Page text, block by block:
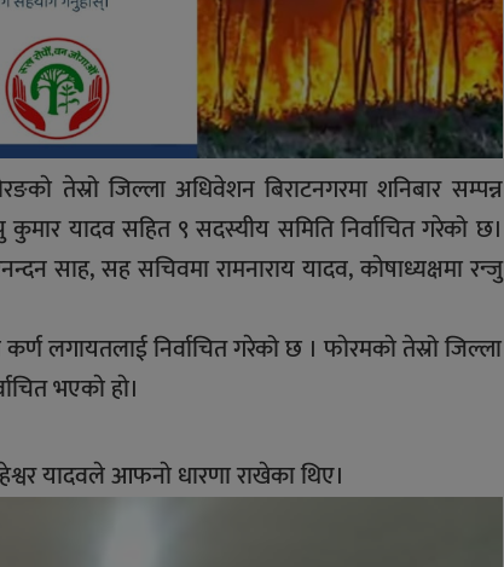
तेस्रो जिल्ला अधिवेशन बिराटनगरमा शनिबार सम्पन्न
यादव सहित ९ सदस्यीय समिति निर्वाचित गरेको छ।
साह, सह सचिवमा रामनाराय यादव, काेषाध्यक्षमा रन्जु
लगायतलाई निर्वाचित गरेको छ । फाेरमकाे तेस्रो जिल्ला
भएकाे हाे।
यादवले आफनाे धारणा राखेका थिए।